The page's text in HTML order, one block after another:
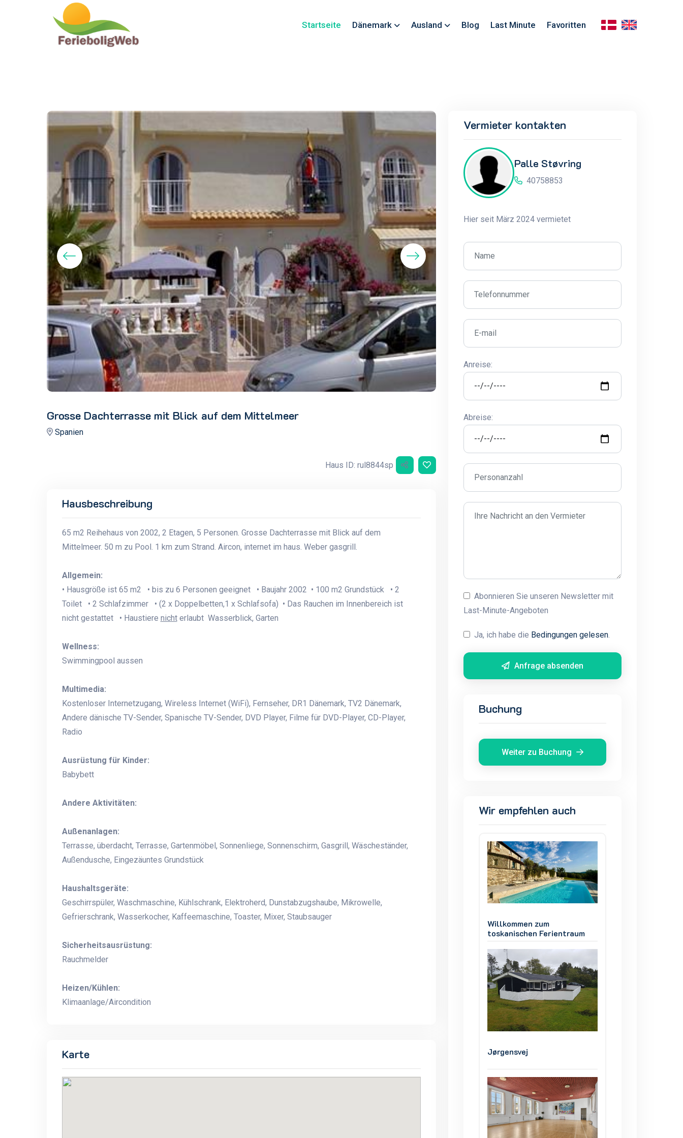
Startseite Dänemark Ausland Blog Last Minute Favoritten
Grosse Dachterrasse mit Blick auf dem Mittelmeer
Spanien
Haus ID: rul8844sp
Hausbeschreibung
65 m2 Reihehaus von 2002, 2 Etagen, 5 Personen. Grosse Dachterrasse mit Blick auf dem
Mittelmeer. 50 m zu Pool. 1 km zum Strand. Aircon, internet im haus. Weber gasgrill.
Allgemein:
• Hausgröße ist 65 m2 • bis zu 6 Personen geeignet • Baujahr 2002 • 100 m2 Grundstück • 2
Toilet • 2 Schlafzimmer • (2 x Doppelbetten,1 x Schlafsofa) • Das Rauchen im Innenbereich ist
nicht gestattet • Haustiere nichterlaubt Wasserblick, Garten
Wellness:
Swimmingpool aussen
Multimedia:
Kostenloser Internetzugang, Wireless Internet (WiFi), Fernseher, DR1 Dänemark, TV2 Dänemark,
Andere dänische TV-Sender, Spanische TV-Sender, DVD Player, Filme für DVD-Player, CD-Player,
Radio
Ausrüstung für Kinder:
Babybett
Andere Aktivitäten:
Außenanlagen:
Terrasse, überdacht, Terrasse, Gartenmöbel, Sonnenliege, Sonnenschirm, Gasgrill, Wäscheständer,
Außendusche, Eingezäuntes Grundstück
Haushaltsgeräte:
Geschirrspüler, Waschmaschine, Kühlschrank, Elektroherd, Dunstabzugshaube, Mikrowelle,
Gefrierschrank, Wasserkocher, Kaffeemaschine, Toaster, Mixer, Staubsauger
Sicherheitsausrüstung:
Rauchmelder
Heizen/Kühlen:
Klimaanlage/Aircondition
Karte
Vermieter kontakten
Palle Støvring
40758853
Hier seit März 2024 vermietet
Anreise:
Abreise:
Abonnieren Sie unseren Newsletter mit
Last-Minute-Angeboten
Ja, ich habe die Bedingungen gelesen.
Anfrage absenden
Buchung
Weiter zu Buchung
Wir empfehlen auch
Willkommen zum
Willkommen zum
toskanischen Ferientraum
Jørgensvej